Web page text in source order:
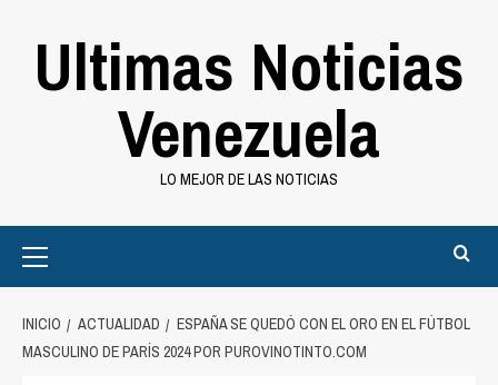
Ultimas Noticias
Venezuela
LO MEJOR DE LAS NOTICIAS
Menu
INICIO ACTUALIDAD
ESPAÑA SE QUEDÓ CON EL ORO EN EL FÚTBOL
MASCULINO DE PARÍS 2024 POR PUROVINOTINTO.COM